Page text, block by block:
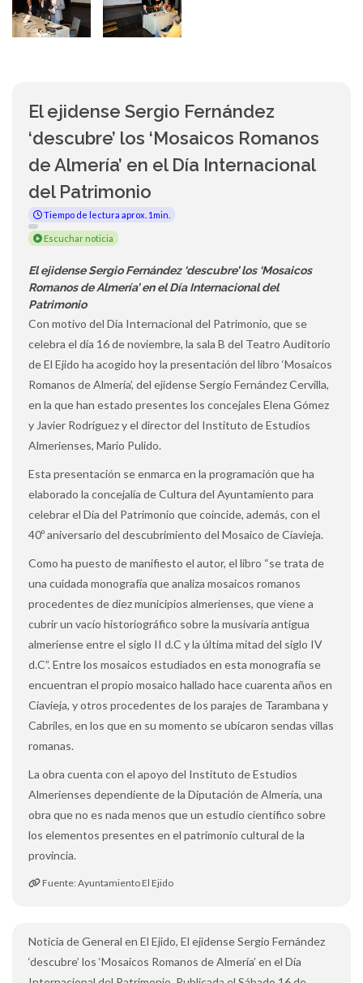
El ejidense Sergio Fernández
‘descubre’ los ‘Mosaicos Romanos
de Almería’ en el Día Internacional
del Patrimonio
Tiempo de lectura aprox. 1min.
Escuchar noticia
El ejidense Sergio Fernández ‘descubre’ los ‘Mosaicos
Romanos de Almería’ en el Día Internacional del
Patrimonio
Con motivo del Día Internacional del Patrimonio, que se
celebra el día 16 de noviembre, la sala B del Teatro Auditorio
de El Ejido ha acogido hoy la presentación del libro ‘Mosaicos
Romanos de Almería’, del ejidense Sergio Fernández Cervilla,
en la que han estado presentes los concejales Elena Gómez
y Javier Rodríguez y el director del Instituto de Estudios
Almerienses, Mario Pulido.
Esta presentación se enmarca en la programación que ha
elaborado la concejalía de Cultura del Ayuntamiento para
celebrar el Día del Patrimonio que coincide, además, con el
40º aniversario del descubrimiento del Mosaico de Ciavieja.
Como ha puesto de manifiesto el autor, el libro “se trata de
una cuidada monografía que analiza mosaicos romanos
procedentes de diez municipios almerienses, que viene a
cubrir un vacío historiográfico sobre la musivaria antigua
almeriense entre el siglo II d.C y la última mitad del siglo IV
d.C”. Entre los mosaicos estudiados en esta monografía se
encuentran el propio mosaico hallado hace cuarenta años en
Ciavieja, y otros procedentes de los parajes de Tarambana y
Cabriles, en los que en su momento se ubicaron sendas villas
romanas.
La obra cuenta con el apoyo del Instituto de Estudios
Almerienses dependiente de la Diputación de Almería, una
obra que no es nada menos que un estudio científico sobre
los elementos presentes en el patrimonio cultural de la
provincia.
Fuente: Ayuntamiento El Ejido
Noticia de General en El Ejido, El ejidense Sergio Fernández
‘descubre’ los ‘Mosaicos Romanos de Almería’ en el Día